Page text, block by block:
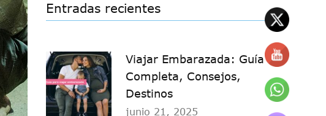
Entradas recientes
Viajar Embarazada: Guía
Completa, Consejos,
Destinos
junio 21, 2025